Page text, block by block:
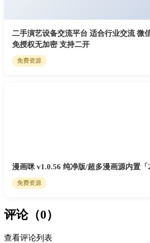
二手演艺设备交流平台 适合行业交流 微
免授权无加密 支持二开
免费资源
漫画咪 v1.0.56 纯净版/超多漫画源内置「
免费资源
评论（0）
查看评论列表